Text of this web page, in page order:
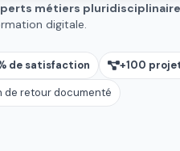
métiers
digitale.
de satisfaction
+100
de retour documenté